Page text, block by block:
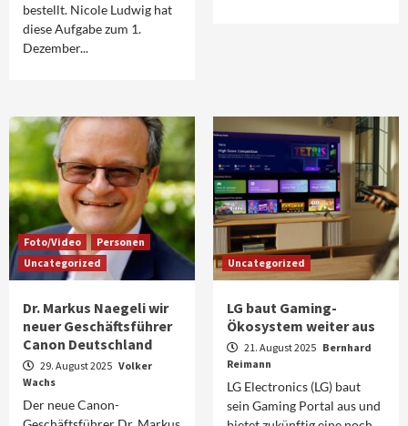
bestellt. Nicole Ludwig hat
diese Aufgabe zum 1.
Dezember...
Foto/Video
Personen
Uncategorized
Dr. Markus Naegeli wir
neuer Geschäftsführer
Canon Deutschland
29. August 2025 Volker
Wachs
Der neue Canon-
Uncategorized
LG baut Gaming-
Ökosystem weiter aus
21. August 2025 Bernhard
Reimann
LG Electronics (LG) baut
sein Gaming Portal aus und